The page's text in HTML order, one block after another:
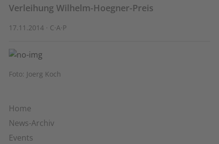
Home
News-Archiv
Events
Verleihung Wilhelm-Hoegner-Preis
17.11.2014 · C·A·P
Foto: Joerg Koch